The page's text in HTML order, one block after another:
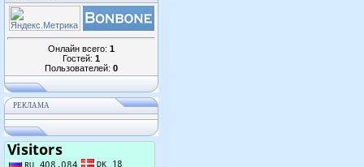
Онлайн всего: 1
Гостей: 1
Пользователей: 0
РЕКЛАМА